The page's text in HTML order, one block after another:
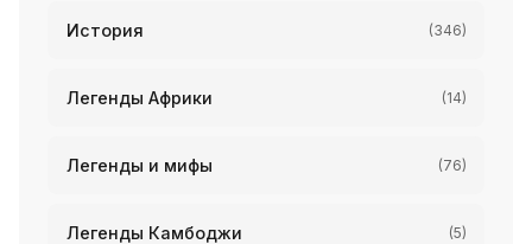
История (346)
Легенды Африки (14)
Легенды и мифы (76)
Легенды Камбоджи (5)